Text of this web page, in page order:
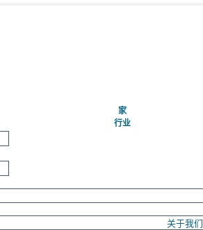
家(当前的)
行业
关于我们